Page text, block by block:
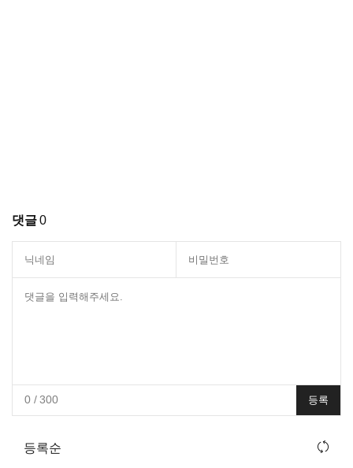
댓글0
0/ 300 등록
등록순